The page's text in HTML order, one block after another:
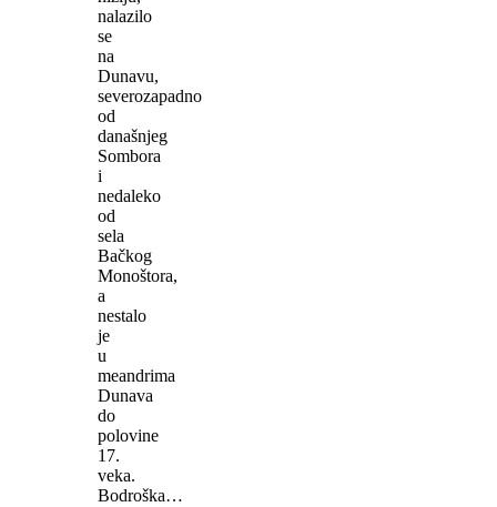
nalazilo
se
na
Dunavu,
severozapadno
od
današnjeg
Sombora
i
nedaleko
od
sela
Bačkog
Monoštora,
a
nestalo
je
u
meandrima
Dunava
do
polovine
17.
veka.
Bodroška…